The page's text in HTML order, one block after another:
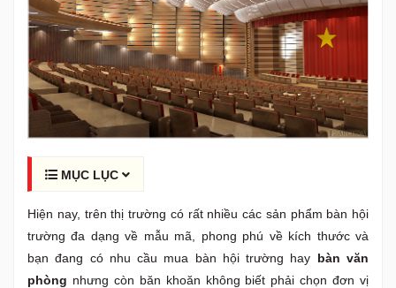
MỤC LỤC
Hiện nay, trên thị trường có rất nhiều các sản phẩm bàn hội
trường đa dạng về mẫu mã, phong phú về kích thước và
bạn đang có nhu cầu mua bàn hội trường hay bàn văn
phòng nhưng còn băn khoăn không biết phải chọn đơn vị